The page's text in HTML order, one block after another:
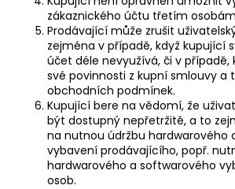
zákaznického účtu třetím
Prodávající může zrušit
zejména v případě, když kupující
účet déle nevyužívá, či v případě,
své povinnosti z kupní smlouvy a
obchodních podmínek.
Kupující bere na vědomí, že
být dostupný nepřetržitě, a to
na nutnou údržbu hardwarového
vybavení prodávajícího, popř.
hardwarového a softwarového
osob.